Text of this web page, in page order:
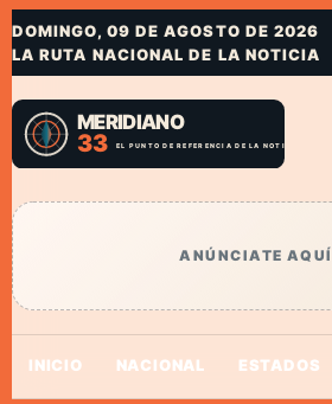
DOMINGO, 09 DE AGOSTO DE 2026
LA RUTA NACIONAL DE LA NOTICIA
ANÚNCIATE AQUÍ
INICIO NACIONAL ESTADOS